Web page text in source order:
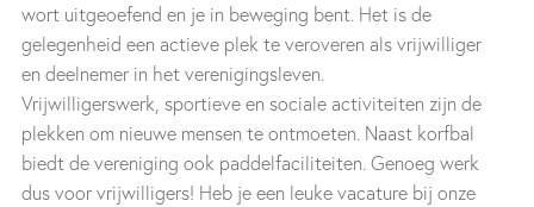
wort uitgeoefend en je in beweging bent. Het is de
gelegenheid een actieve plek te veroveren als vrijwilliger
en deelnemer in het verenigingsleven.
Vrijwilligerswerk, sportieve en sociale activiteiten zijn de
plekken om nieuwe mensen te ontmoeten. Naast korfbal
biedt de vereniging ook paddelfaciliteiten. Genoeg werk
dus voor vrijwilligers! Heb je een leuke vacature bij onze